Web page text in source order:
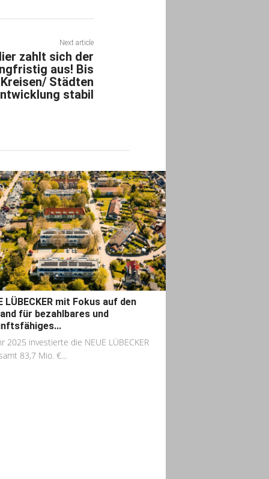
Next article
zahlt sich der
aus! Bis
Städten
stabil
LÜBECKER mit Fokus auf den
für bezahlbares und
2025 investierte die NEUE LÜBECKER
83,7 Mio. €...